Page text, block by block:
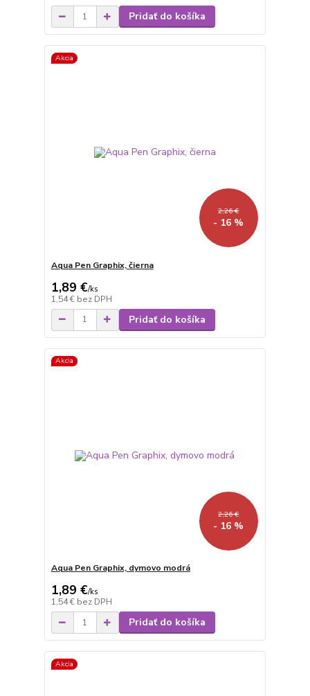
Pridať do košíka
Akcia
2,26 €
- 16 %
Aqua Pen Graphix, čierna
1,89 €/ks
1,54 € bez DPH
Pridať do košíka
Akcia
2,26 €
- 16 %
Aqua Pen Graphix, dymovo modrá
1,89 €/ks
1,54 € bez DPH
Pridať do košíka
Akcia